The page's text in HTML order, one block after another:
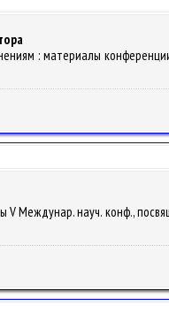
: материалы
Междунар. науч. конф.,